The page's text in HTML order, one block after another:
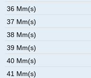
36 Mm(s)
37 Mm(s)
38 Mm(s)
39 Mm(s)
40 Mm(s)
41 Mm(s)